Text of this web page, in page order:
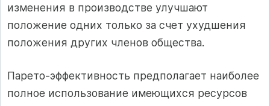
изменения в производстве улучшают
положение одних только за счет ухудшения
положения других членов общества.
Парето-эффективность предполагает наиболее
полное использование имеющихся ресурсов